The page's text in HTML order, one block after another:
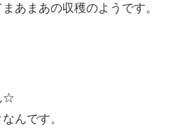
あまあの収穫のようです。
☆
んです。